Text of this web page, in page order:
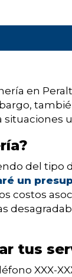
en
situaciones
del tipo
un
costos
tus
XXX-